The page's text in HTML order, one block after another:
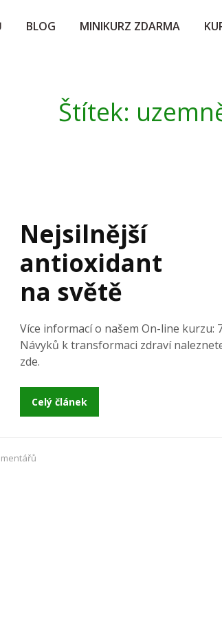
BLOG MINIKURZ ZDARMA
Štítek:
Nejsilnější
antioxidant
na světě
Více informací o našem On-line kurzu:
Návyků k transformaci zdraví
zde.
Celý článek